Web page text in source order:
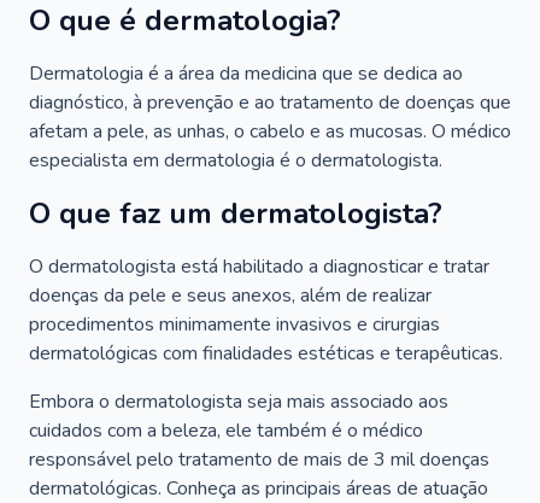
O que é dermatologia?
Dermatologia é a área da medicina que se dedica ao
diagnóstico, à prevenção e ao tratamento de doenças que
afetam a pele, as unhas, o cabelo e as mucosas. O médico
especialista em dermatologia é o dermatologista.
O que faz um dermatologista?
O dermatologista está habilitado a diagnosticar e tratar
doenças da pele e seus anexos, além de realizar
procedimentos minimamente invasivos e cirurgias
dermatológicas com finalidades estéticas e terapêuticas.
Embora o dermatologista seja mais associado aos
cuidados com a beleza, ele também é o médico
responsável pelo tratamento de mais de 3 mil doenças
dermatológicas. Conheça as principais áreas de atuação